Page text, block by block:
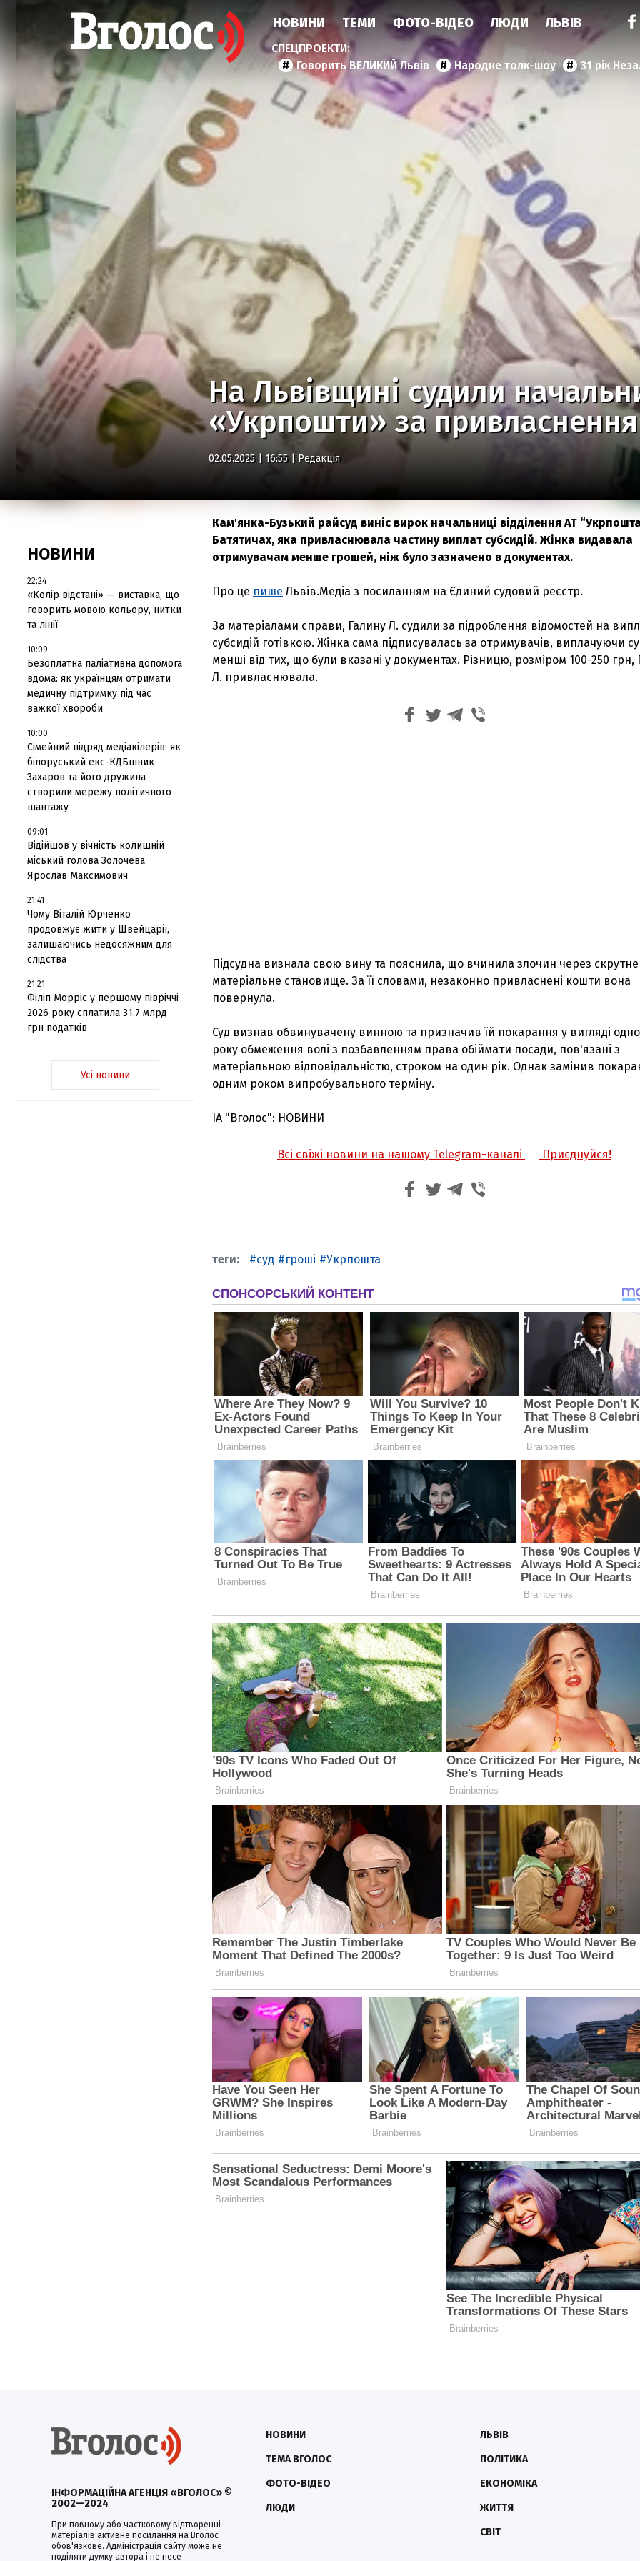
НОВИНИ ТЕМИ ФОТО-ВІДЕО ЛЮДИ ЛЬВІВ
Говорить ВЕЛИКИЙ Львів Народне толк-шоу 31 рік
На Львівщині судили
«Укрпошти» за привласнення
02.05.2025 | 16:55 | Редакція
НОВИНИ
22:24
«Колір відстані» — виставка, що
говорить мовою кольору, нитки
та лінії
10:09
Безоплатна паліативна допомога
вдома: як українцям отримати
медичну підтримку під час
важкої хвороби
10:00
Сімейний підряд медіакілерів: як
білоруський екс-КДБшник
Захаров та його дружина
створили мережу політичного
шантажу
09:01
Відійшов у вічність колишній
міський голова Золочева
Ярослав Максимович
21:41
Чому Віталій Юрченко
продовжує жити у Швейцарії,
залишаючись недосяжним для
слідства
21:21
Філіп Морріс у першому півріччі
2026 року сплатила 31.7 млрд
грн податків
Усі новини
Кам'янка-Бузький райсуд виніс вирок начальниці відділення АТ
Батятичах, яка привласнювала частину виплат субсидій. Жінка видавала
отримувачам менше грошей, ніж було зазначено в документах.
Про це пише Львів.Медіа з посиланням на Єдиний судовий реєстр.
За матеріалами справи, Галину Л. судили за підроблення відомостей на
субсидій готівкою. Жінка сама підписувалась за отримувачів, виплачуючи
менші від тих, що були вказані у документах. Різницю, розміром 100-250 грн,
Л. привласнювала.
Підсудна визнала свою вину та пояснила, що вчинила злочин через скрутне
матеріальне становище. За її словами, незаконно привласнені кошти вона
повернула.
Суд визнав обвинувачену винною та призначив їй покарання у вигляді
року обмеження волі з позбавленням права обіймати посади, пов'язані з
матеріальною відповідальністю, строком на один рік. Однак замінив
одним роком випробувального терміну.
ІА "Вголос": НОВИНИ
Всі свіжі новини на нашому Telegram-каналі Приєднуйся!
суд гроші Укрпошта
ІНФОРМАЦІЙНА АГЕНЦІЯ «ВГОЛОС» ©
2002—2024
При повному або частковому відтворенні
матеріалів активне посилання на Вголос
обов'язкове. Адміністрація сайту може не
поділяти думку автора і не несе
НОВИНИ
ТЕМА ВГОЛОС
ФОТО-ВІДЕО
ЛЮДИ
ЛЬВІВ
ПОЛІТИКА
ЕКОНОМІКА
ЖИТТЯ
СВІТ